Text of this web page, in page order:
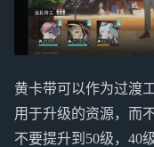
黄卡带可以作为过渡
用于升级的资源，而
不要提升到50级，40